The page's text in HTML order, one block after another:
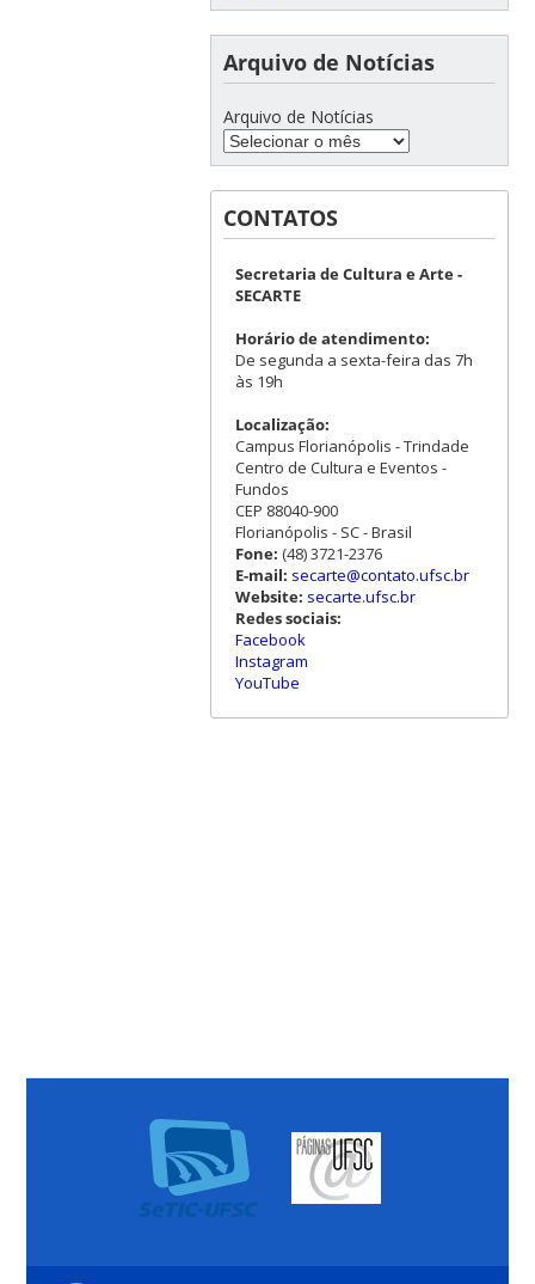
Arquivo de Notícias
Arquivo de Notícias
CONTATOS
Secretaria de Cultura e Arte -
SECARTE
Horário de atendimento:
De segunda a sexta-feira das 7h
às 19h
Localização:
Campus Florianópolis - Trindade
Centro de Cultura e Eventos -
Fundos
CEP 88040-900
Florianópolis - SC - Brasil
Fone: (48) 3721-2376
E-mail: secarte@contato.ufsc.br
Website: secarte.ufsc.br
Redes sociais:
Facebook
Instagram
YouTube